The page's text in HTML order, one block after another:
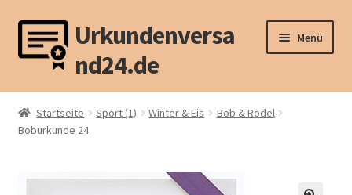
Zur
Navigation
springen
Zum
Inhalt
springen
Urkundenversa
nd24.de
Menü
Sport (1)
Sport (2)
öffnen
Startseite Sport (1) Winter & Eis
Bob & Rodel
Boburkunde 24